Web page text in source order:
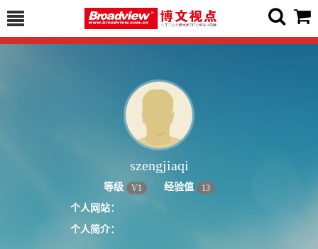
szengjiaqi
等级 V1 经验值 13
个人网站：
个人简介：